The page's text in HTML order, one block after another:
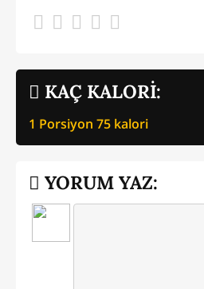
KAÇ KALORİ:
1 Porsiyon 75 kalori
YORUM YAZ: